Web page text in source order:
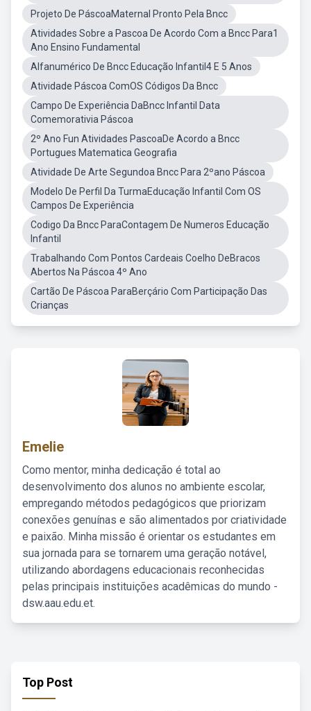
Projeto De PáscoaMaternal Pronto Pela Bncc
Atividades Sobre a Pascoa De Acordo Com a Bncc Para1
Ano Ensino Fundamental
Alfanumérico De Bncc Educação Infantil4 E 5 Anos
Atividade Páscoa ComOS Códigos Da Bncc
Campo De Experiência DaBncc Infantil Data
Comemorativia Páscoa
2º Ano Fun Atividades PascoaDe Acordo a Bncc
Portugues Matematica Geografia
Atividade De Arte Segundoa Bncc Para 2ºano Páscoa
Modelo De Perfil Da TurmaEducação Infantil Com OS
Campos De Experiência
Codigo Da Bncc ParaContagem De Numeros Educação
Infantil
Trabalhando Com Pontos Cardeais Coelho DeBracos
Abertos Na Páscoa 4º Ano
Cartão De Páscoa ParaBerçário Com Participação Das
Crianças
Emelie
Como mentor, minha dedicação é total ao
desenvolvimento dos alunos no ambiente escolar,
empregando métodos pedagógicos que priorizam
conexões genuínas e são alimentados por criatividade
e paixão. Minha missão é orientar os estudantes em
sua jornada para se tornarem uma geração notável,
utilizando abordagens educacionais reconhecidas
pelas principais instituições acadêmicas do mundo -
dsw.aau.edu.et.
Top Post